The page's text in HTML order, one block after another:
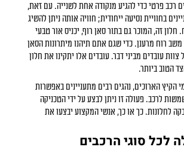
רכב פרטי כדי להגיע מנקודה אחת לשנייה. עם זאת,
בחוויית נסיעה ייחודית; חוויה אותה ניתן להשיג
חלון זה, המוכר גם בתור סאן רוף, יכניס אור טבעי
משב רוח מרענן. כדי שגם אתם תיהנו מיתרונות הסאן
צוות עובדים מביני דבר. עובדים אלו יתקינו את חלון
הטוב ביותר.
הקיץ הארוכים, נהגים רבים מתעניינים באפשרות
לרכב. פעולה זו ניתן לבצע על ידי הטכניקה
לחלונות. כך או כך, אנשי המקצוע יבצעו את
לכל סוגי הרכבים